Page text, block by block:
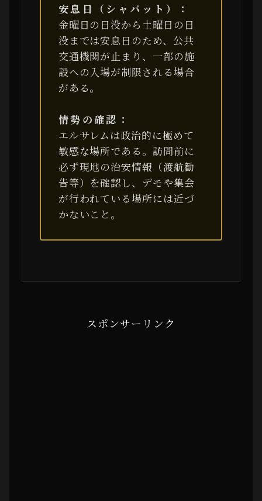
安息日（シャバット）：
金曜日の日没から土曜日の日
没までは安息日のため、公共
交通機関が止まり、一部の施
設への入場が制限される場合
がある。
情勢の確認：
エルサレムは政治的に極めて
敏感な場所である。訪問前に
必ず現地の治安情報（渡航勧
告等）を確認し、デモや集会
が行われている場所には近づ
かないこと。
スポンサーリンク